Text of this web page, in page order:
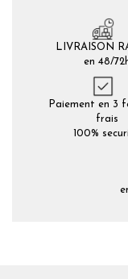
LIVRAISON
en 48/
Paiement en 3
frais
100%